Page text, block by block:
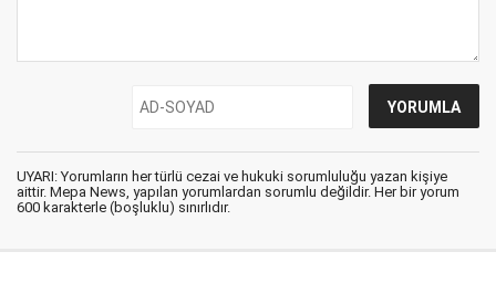
UYARI: Yorumların her türlü cezai ve hukuki sorumluluğu yazan kişiye
aittir. Mepa News, yapılan yorumlardan sorumlu değildir. Her bir yorum
600 karakterle (boşluklu) sınırlıdır.